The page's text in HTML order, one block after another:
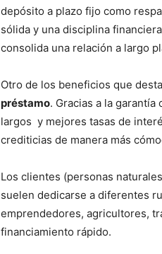
depósito a plazo fijo como
sólida y una disciplina
consolida una relación a largo
Otro de los beneficios que
préstamo. Gracias a la
largos y mejores tasas de
crediticias de manera más
Los clientes (personas
suelen dedicarse a diferentes
emprendedores, agricultores,
financiamiento rápido.